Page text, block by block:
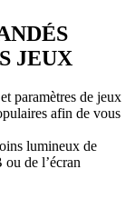
JEUX
paramètres de jeux
afin de vous
lumineux de
de l’écran